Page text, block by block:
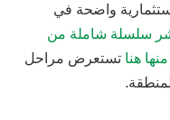
واضحة في
سلسلة شاملة من
هنا تستعرض مراحل